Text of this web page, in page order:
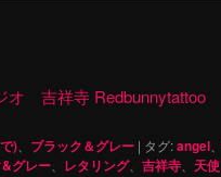
オ 吉祥寺 Redbunnytattoo
) ブラック＆グレー | タグ:angel
グレー レタリング、 吉祥寺 天使